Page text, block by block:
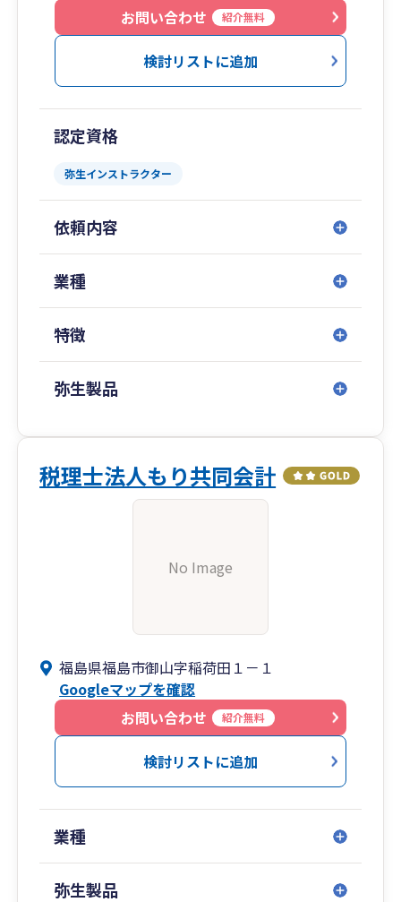
お問い合わせ
紹介無料
検討リストに追加
認定資格
弥生インストラクター
依頼内容
業種
特徴
弥生製品
税理士法人もり共同会計
No Image
福島県福島市御山字稲荷田１－１
Googleマップを確認
お問い合わせ
紹介無料
検討リストに追加
業種
弥生製品